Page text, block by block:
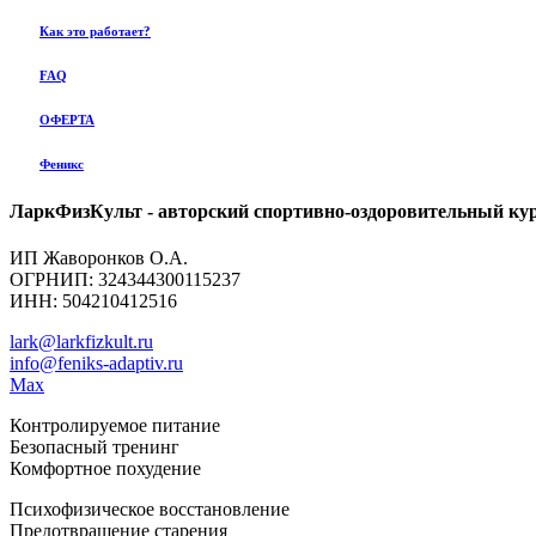
Как это работает?
FAQ
ОФЕРТА
Феникс
ЛаркФизКульт - авторский спортивно-оздоровительный
ИП Жаворонков О.А.
ОГРНИП: 324344300115237
ИНН: 504210412516
lark@larkfizkult.ru
info@feniks-adaptiv.ru
Max
Контролируемое питание
Безопасный тренинг
Комфортное похудение
Психофизическое восстановление
Предотвращение старения